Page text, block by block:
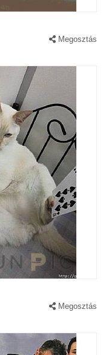
Megosztás
Megosztás